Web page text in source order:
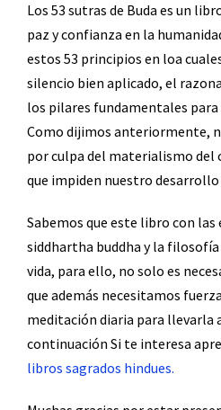
Los 53 sutras de Buda es un
paz y confianza en la
estos 53 principios en loa
silencio bien aplicado, el
los pilares fundamentales
Como dijimos anteriormente,
por culpa del materialismo del
que impiden nuestro
Sabemos que este libro con las
siddhartha buddha y la
vida, para ello, no solo es
que además necesitamos
meditación diaria para llevarla
continuación Si te interesa
libros sagrados hindues.